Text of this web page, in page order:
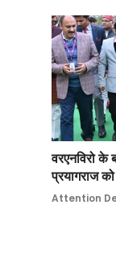
वरएनविरो के
प्रयागराज
Attention